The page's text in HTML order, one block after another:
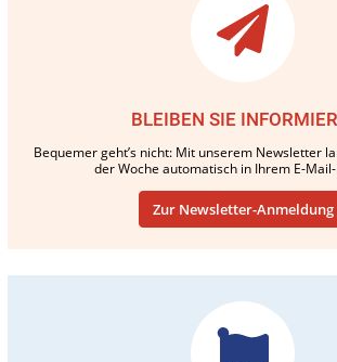
BLEIBEN SIE
Bequemer geht’s nicht: Mit unserem Newsletter
der Woche automatisch in Ihrem E-
Zur Newsletter-Anmeldung